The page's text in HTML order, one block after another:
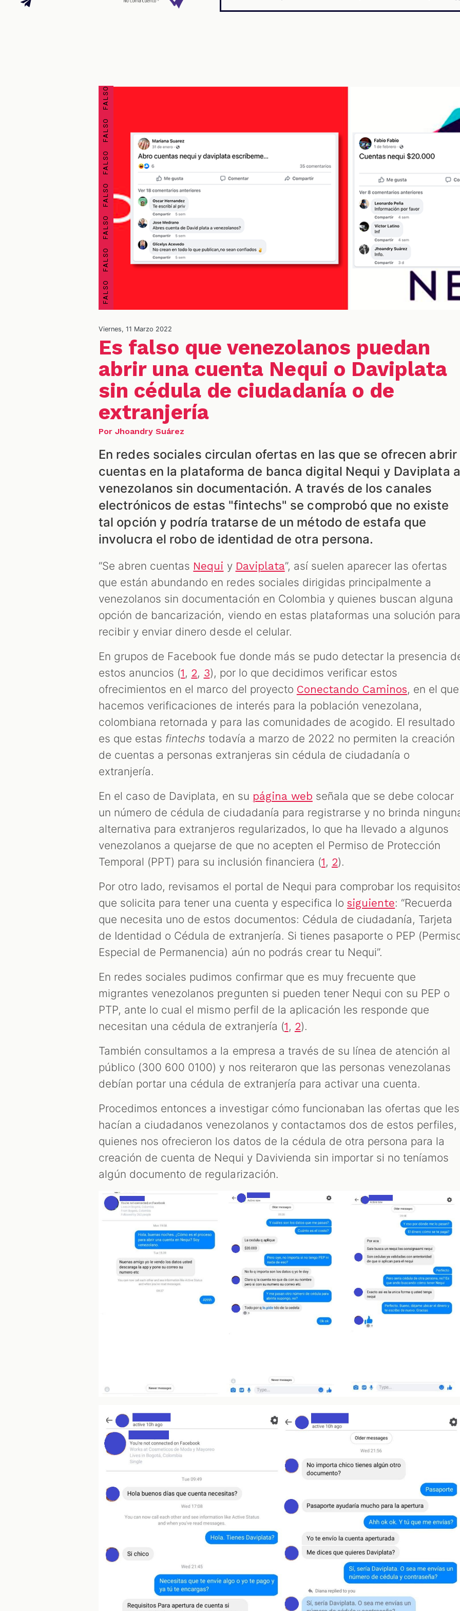
FALSO FALSO FALSO FALSO FALSO FALSO FALSO FALSO
Viernes, 11 Marzo 2022
Es falso que venezolanos puedan
abrir una cuenta Nequi o Daviplata
sin cédula de ciudadanía o de
extranjería
Por Jhoandry Suárez
En redes sociales circulan ofertas en las que se ofrecen abrir
cuentas en la plataforma de banca digital Nequi y Daviplata a
venezolanos sin documentación. A través de los canales
electrónicos de estas "fintechs" se comprobó que no existe
tal opción y podría tratarse de un método de estafa que
involucra el robo de identidad de otra persona.
“Se abren cuentas Nequi y Daviplata”, así suelen aparecer las ofertas
que están abundando en redes sociales dirigidas principalmente a
venezolanos sin documentación en Colombia y quienes buscan alguna
opción de bancarización, viendo en estas plataformas una solución
recibir y enviar dinero desde el celular.
En grupos de Facebook fue donde más se pudo detectar la presencia
estos anuncios (1, 2, 3), por lo que decidimos verificar estos
ofrecimientos en el marco del proyecto Conectando Caminos, en el que
hacemos verificaciones de interés para la población venezolana,
colombiana retornada y para las comunidades de acogido. El resultado
es que estas fintechstodavía a marzo de 2022 no permiten la creación
de cuentas a personas extranjeras sin cédula de ciudadanía o
extranjería.
En el caso de Daviplata, en su página web señala que se debe colocar
un número de cédula de ciudadanía para registrarse y no brinda
alternativa para extranjeros regularizados, lo que ha llevado a algunos
venezolanos a quejarse de que no acepten el Permiso de Protección
Temporal (PPT) para su inclusión financiera (1, 2).
Por otro lado, revisamos el portal de Nequi para comprobar los
que solicita para tener una cuenta y especifica losiguiente: “Recuerda
que necesita uno de estos documentos: Cédula de ciudadanía, Tarjeta
de Identidad o Cédula de extranjería. Si tienes pasaporte o PEP
Especial de Permanencia) aún no podrás crear tu Nequi”.
En redes sociales pudimos confirmar que es muy frecuente que
migrantes venezolanos pregunten si pueden tener Nequi con su PEP o
PTP, ante lo cual el mismo perfil de la aplicación les responde que
necesitan una cédula de extranjería (1, 2).
También consultamos a la empresa a través de su línea de atención al
público (300 600 0100) y nos reiteraron que las personas venezolanas
debían portar una cédula de extranjería para activar una cuenta.
Procedimos entonces a investigar cómo funcionaban las ofertas que les
hacían a ciudadanos venezolanos y contactamos dos de estos perfiles,
quienes nos ofrecieron los datos de la cédula de otra persona para la
creación de cuenta de Nequi y Davivienda sin importar si no teníamos
algún documento de regularización.